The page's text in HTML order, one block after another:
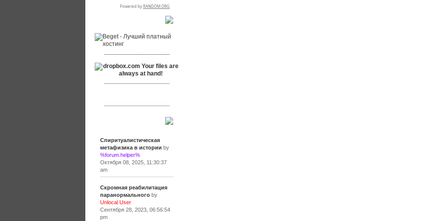
Спиритуалистическая
метафизика в истории by
%forum.helper%
Октября 08, 2025, 11:30:37
am
Скромная реабилитация
паранормальногоby
Unlocal User
Сентября 28, 2023, 06:56:54
pm